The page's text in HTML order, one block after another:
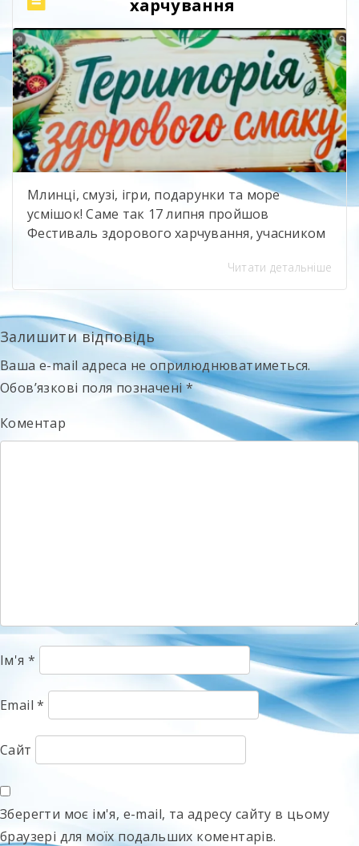
[…]
харчування
Млинці, смузі, ігри, подарунки та море
усмішок! Саме так 17 липня пройшов
Фестиваль здорового харчування, учасником
вище професійне училище будівництва та
сервісу”. На нашій локації було гамірно,
смачно й весело! Черга біля майстер-класів
майже не зникала, а дехто навіть повертався
до нас ще раз. І це, мабуть, найкраща […]
Читати детальніше
Залишити відповідь
Ваша e-mail адреса не оприлюднюватиметься.
Обов’язкові поля позначені*
Коментар
Ім'я *
Email*
Сайт
Зберегти моє ім'я, e-mail, та адресу сайту в цьому
браузері для моїх подальших коментарів.